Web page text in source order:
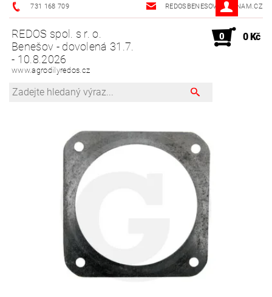
731 168 709 REDOSBENESOV@SEZNAM.CZ
REDOS spol. s r. o.
Benešov - dovolená 31.7.
- 10.8.2026
www.agrodilyredos.cz
0 0 Kč